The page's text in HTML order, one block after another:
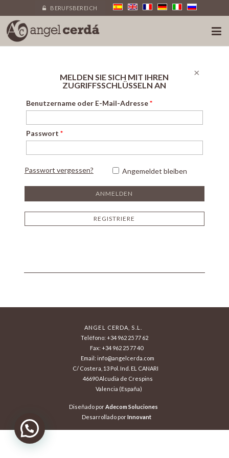
BERUFSBEREICH
MELDEN SIE SICH MIT IHREN
ZUGRIFFSSCHLÜSSELN AN
Benutzername oder E-Mail-Adresse*
Passwort *
Passwort vergessen? Angemeldet bleiben
REGISTRIERE
×
ANGEL CERDA, S.L.
Teléfono: +34 962 25 77 62
Fax: +34 962 25 77 40
Email: info@angelcerda.com
C/ Costera, 13 Pol. Ind. EL CANARI
46690 Alcudia de Crespins
Valencia (España)
Diseñado porAdecom Soluciones
Desarrollado porInnovant